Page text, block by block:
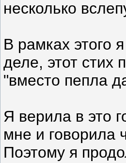
несколько
В рамках этого
деле, этот стих
"вместо пепла
Я верила в это
мне и говорила
Поэтому я